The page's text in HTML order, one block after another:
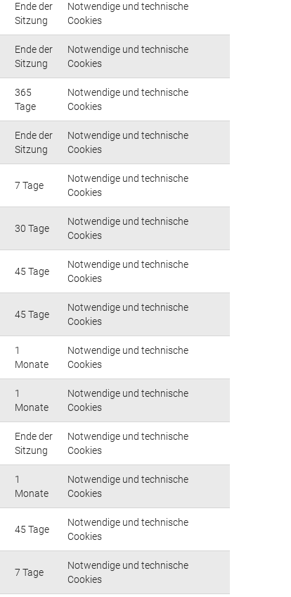
Ende der
Sitzung
Notwendige und technische
Cookies
Ende der
Sitzung
Notwendige und technische
Cookies
365
Tage
Notwendige und technische
Cookies
Ende der
Sitzung
Notwendige und technische
Cookies
7 Tage
Notwendige und technische
Cookies
30 Tage
Notwendige und technische
Cookies
45 Tage
Notwendige und technische
Cookies
45 Tage
Notwendige und technische
Cookies
1
Monate
Notwendige und technische
Cookies
1
Monate
Notwendige und technische
Cookies
Ende der
Sitzung
Notwendige und technische
Cookies
1
Monate
Notwendige und technische
Cookies
45 Tage
Notwendige und technische
Cookies
7 Tage
Notwendige und technische
Cookies